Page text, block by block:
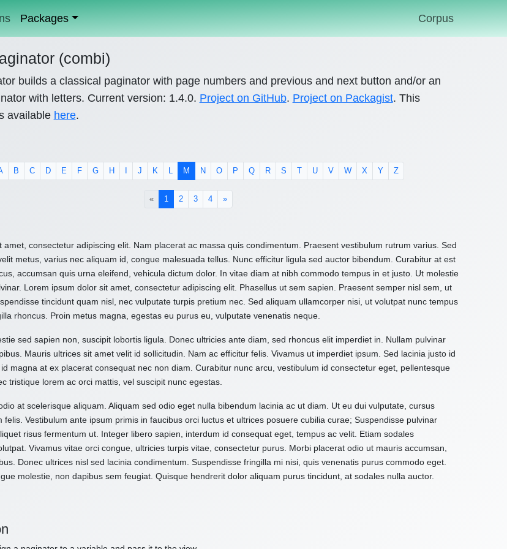
Packages Corpus
(combi)
builds a classical paginator with page numbers and previous and next button and/or an
with letters. Current version: 1.4.0. Project on GitHub. Project on Packagist. This
available here.
B C D E F G H J K L M N O P Q R S U V W X Y Z
« 1 (current)
2 3 4 »
amet, consectetur adipiscing elit. Nam placerat ac massa quis condimentum. Praesent vestibulum rutrum varius. Sed
metus, varius nec aliquam id, congue malesuada tellus. Nunc efficitur ligula sed auctor bibendum. Curabitur at est
accumsan quis urna eleifend, vehicula dictum dolor. In vitae diam at nibh commodo tempus in et justo. Ut molestie
Lorem ipsum dolor sit amet, consectetur adipiscing elit. Phasellus ut sem sapien. Praesent semper nisl sem, ut
tincidunt quam nisl, nec vulputate turpis pretium nec. Sed aliquam ullamcorper nisi, ut volutpat nunc tempus
rhoncus. Proin metus magna, egestas eu purus eu, vulputate venenatis neque.
sed sapien non, suscipit lobortis ligula. Donec ultricies ante diam, sed rhoncus elit imperdiet in. Nullam pulvinar
Mauris ultrices sit amet velit id sollicitudin. Nam ac efficitur felis. Vivamus ut imperdiet ipsum. Sed lacinia justo id
magna at ex placerat consequat nec non diam. Curabitur nunc arcu, vestibulum id consectetur eget, pellentesque
tristique lorem ac orci mattis, vel suscipit nunc egestas.
at scelerisque aliquam. Aliquam sed odio eget nulla bibendum lacinia ac ut diam. Ut eu dui vulputate, cursus
felis. Vestibulum ante ipsum primis in faucibus orci luctus et ultrices posuere cubilia curae; Suspendisse pulvinar
risus fermentum ut. Integer libero sapien, interdum id consequat eget, tempus ac velit. Etiam sodales
Vivamus vitae orci congue, ultricies turpis vitae, consectetur purus. Morbi placerat odio ut mauris accumsan,
Donec ultrices nisl sed lacinia condimentum. Suspendisse fringilla mi nisi, quis venenatis purus commodo eget.
molestie, non dapibus sem feugiat. Quisque hendrerit dolor aliquam purus tincidunt, at sodales nulla auctor.